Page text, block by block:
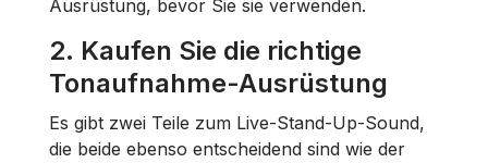
Ausrüstung, bevor Sie sie verwenden.
2. Kaufen Sie die richtige
Tonaufnahme-Ausrüstung
Es gibt zwei Teile zum Live-Stand-Up-Sound,
die beide ebenso entscheidend sind wie der